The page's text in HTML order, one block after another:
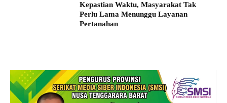
Kepastian Waktu, Masyarakat Tak
Perlu Lama Menunggu Layanan
Pertanahan